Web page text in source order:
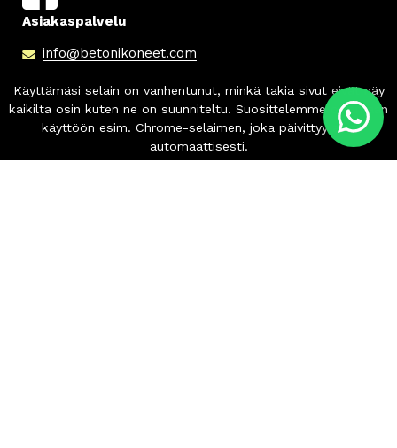
Asiakaspalvelu
info@betonikoneet.com
+358 500 564 649
Info
Tilaus- ja toimitusehdot